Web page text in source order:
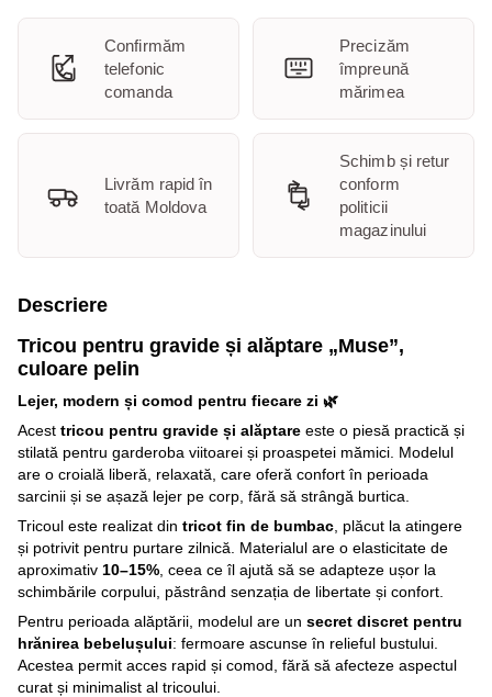
Confirmăm
telefonic
comanda
Precizăm
împreună
mărimea
Livrăm rapid în
toată Moldova
Schimb și retur
conform
politicii
magazinului
Descriere
Tricou pentru gravide și alăptare „Muse”,
culoare pelin
Lejer, modern și comod pentru fiecare zi 🌿
Acest tricou pentru gravide și alăptare este o piesă practică și
stilată pentru garderoba viitoarei și proaspetei mămici. Modelul
are o croială liberă, relaxată, care oferă confort în perioada
sarcinii și se așază lejer pe corp, fără să strângă burtica.
Tricoul este realizat din tricot fin de bumbac , plăcut la atingere
și potrivit pentru purtare zilnică. Materialul are o elasticitate de
aproximativ 10–15% , ceea ce îl ajută să se adapteze ușor la
schimbările corpului, păstrând senzația de libertate și confort.
Pentru perioada alăptării, modelul are un secret discret pentru
hrănirea bebelușului: fermoare ascunse în relieful bustului.
Acestea permit acces rapid și comod, fără să afecteze aspectul
curat și minimalist al tricoului.